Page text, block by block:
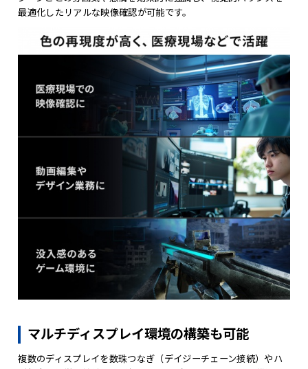
最適化したリアルな映像確認が可能です。
マルチディスプレイ環境の構築も可能
複数のディスプレイを数珠つなぎ（デイジーチェーン接続）やハ